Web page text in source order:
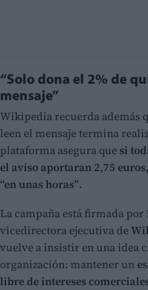
“Solo dona el 2% de
mensaje”
Wikipedia recuerda además
leen el mensaje termina
plataforma asegura que si
el aviso aportaran 2,75
“en unas horas”.
La campaña está firmada por
vicedirectora ejecutiva de
vuelve a insistir en una idea
organización: mantener un
libre de intereses